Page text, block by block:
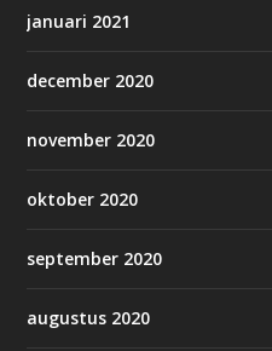
januari 2021
december 2020
november 2020
oktober 2020
september 2020
augustus 2020